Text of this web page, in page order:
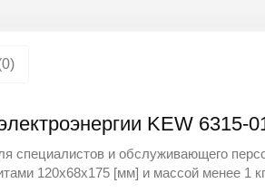
KEW 6315-
специалистов и обслуживающего
120x68x175 [мм] и массой менее 1